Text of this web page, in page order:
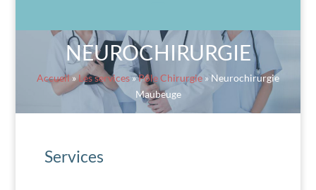
NEUROCHIRURGIE
Accueil»Les services »Pôle Chirurgie » Neurochirurgie
Maubeuge
Services